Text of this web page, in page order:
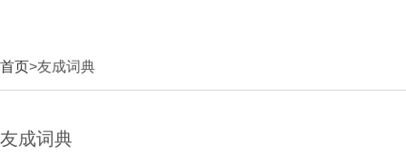
首页>友成词典
友成词典